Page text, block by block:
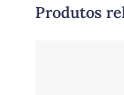
Produtos